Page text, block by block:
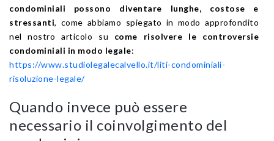
condominiali possono diventare lunghe, costose e
stressanti, come abbiamo spiegato in modo approfondito
nel nostro articolo su come risolvere le controversie
condominiali in modo legale:
https://www.studiolegalecalvello.it/liti-condominiali-
risoluzione-legale/
Quando invece può essere
necessario il coinvolgimento del